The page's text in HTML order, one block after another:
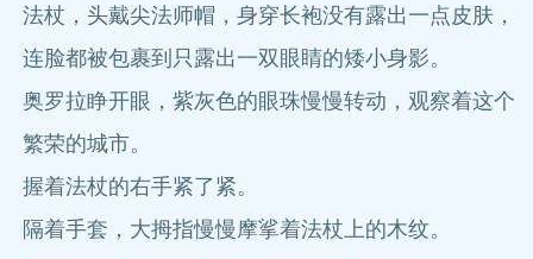
法杖，头戴尖法师帽，身穿长袍没有露出一点皮肤，
连脸都被包裹到只露出一双眼睛的矮小身影。
奥罗拉睁开眼，紫灰色的眼珠慢慢转动，观察着这个
繁荣的城市。
握着法杖的右手紧了紧。
隔着手套，大拇指慢慢摩挲着法杖上的木纹。